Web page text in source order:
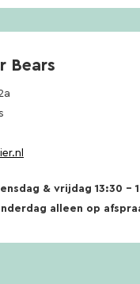
Bears
& vrijdag 13:30 –
alleen op